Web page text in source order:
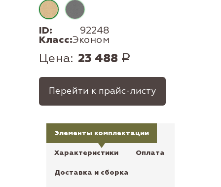
ID: 92248
Класс:Эконом
Цена: 23 488 Р
Перейти к прайс-листу
Элементы комплектации
Характеристики Оплата
Доставка и сборка